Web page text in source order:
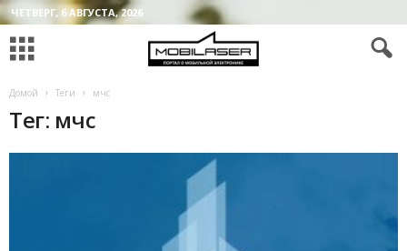
ЧЕТВЕРГ, 6 АВГУСТА, 2026
Домой Теги мчс
Тег: мчс